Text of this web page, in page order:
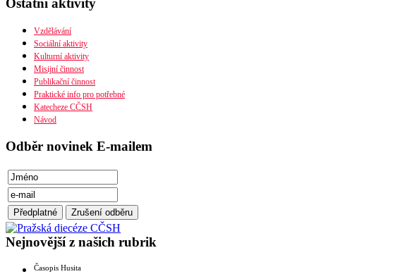
Organizační uspořádání
Diecéze
Ústřední rada
Husitská fakulta
Vzdělávání
Sociální aktivity
Kulturní aktivity
Misijní činnost
Publikační činnost
Praktické info pro potřebné
Katecheze CČSH
Návod
Odběr novinek E-mailem
Nejnovější z našich rubrik
Časopis Husita